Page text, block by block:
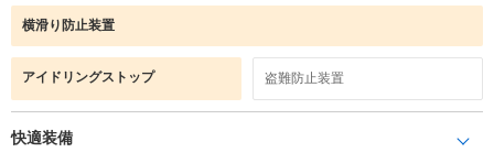
横滑り防止装置
アイドリングストップ 盗難防止装置
快適装備